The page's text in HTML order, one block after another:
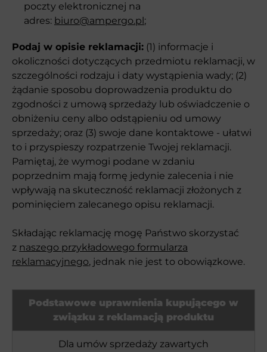
poczty elektronicznej na
adres: biuro@ampergo.pl;
Podaj w opisie reklamacji: (1) informacje i
okoliczności dotyczących przedmiotu reklamacji, w
szczególności rodzaju i daty wystąpienia wady; (2)
żądanie sposobu doprowadzenia produktu do
zgodności z umową sprzedaży lub oświadczenie o
obniżeniu ceny albo odstąpieniu od umowy
sprzedaży; oraz (3) swoje dane kontaktowe - ułatwi
to i przyspieszy rozpatrzenie Twojej reklamacji.
Pamiętaj, że wymogi podane w zdaniu
poprzednim mają formę jedynie zalecenia i nie
wpływają na skuteczność reklamacji złożonych z
pominięciem zalecanego opisu reklamacji.
Składając reklamację mogę Państwo skorzystać
z naszego przykładowego formularza
reklamacyjnego, jednak nie jest to obowiązkowe.
Podstawowe uprawnienia kupującego w
związku z reklamacją produktu
Dla umów sprzedaży zawartych